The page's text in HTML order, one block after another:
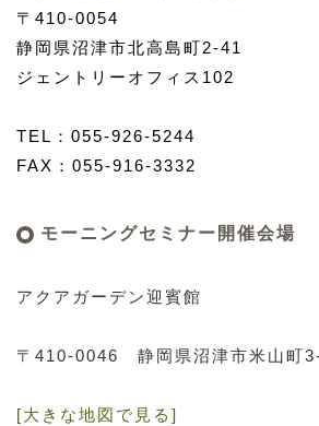
〒410-0054
静岡県沼津市北高島町2-41
ジェントリーオフィス102
TEL：055-926-5244
FAX：055-916-3332
モーニングセミナー開催会場
アクアガーデン迎賓館
〒410-0046 静岡県沼津市米山町
[大きな地図で見る]